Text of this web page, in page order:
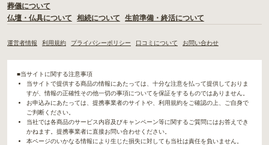
葬儀について
仏壇・仏具について
相続について 生前準備・終活について
運営者情報 利用規約 プライバシーポリシー 口コミについて お問い合わせ
■当サイトに関する注意事項
当サイトで提供する商品の情報にあたっては、十分な注意を払って提供しておりま
すが、情報の正確性その他一切の事項についてを保証をするものではありません。
お申込みにあたっては、提携事業者のサイトや、利用規約をご確認の上、ご自身で
ご判断ください。
当社では各商品のサービス内容及びキャンペーン等に関するご質問にはお答えでき
かねます。提携事業者に直接お問い合わせください。
本ページのいかなる情報により生じた損失に対しても当社は責任を負いません。